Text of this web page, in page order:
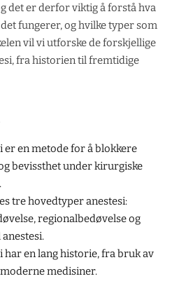
det er derfor viktig å forstå hva
fungerer, og hvilke typer som
vil vi utforske de forskjellige
fra historien til fremtidige
er en metode for å blokkere
bevissthet under kirurgiske
tre hovedtyper anestesi:
regionalbedøvelse og
har en lang historie, fra bruk av
medisiner.